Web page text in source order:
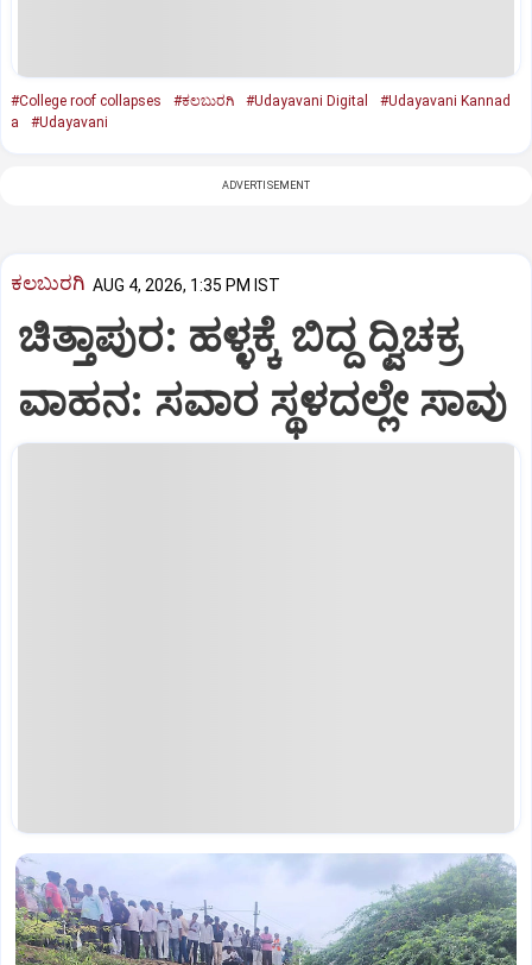
#College roof collapses #ಕಲಬುರಗಿ #Udayavani Digital
#Udayavani Kannad
a
#Udayavani
ADVERTISEMENT
ಕಲಬುರಗಿ AUG 4, 2026, 1:35 PM IST
ಚಿತ್ತಾಪುರ: ಹಳ್ಳಕ್ಕೆ ಬಿದ್ದ ದ್ವಿಚಕ್ರ
ವಾಹನ: ಸವಾರ ಸ್ಥಳದಲ್ಲೇ ಸಾವು